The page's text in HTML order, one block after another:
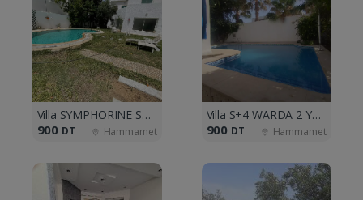
Villa SYMPHORINE S+4 Yasmine Hammamet :
900 DT Hammamet
Villa S+4 WARDA 2 Yasmine Hammamet :
900 DT Hammamet